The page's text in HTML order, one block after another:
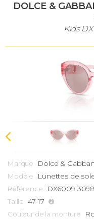
DOLCE &
Kids
Marque Dolce &
Modèle Lunettes de
Référence DX6009
Taille 47-17
Couleur de la monture